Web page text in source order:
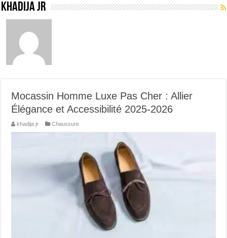
khadija jr
Mocassin Homme Luxe Pas Cher : Allier
Élégance et Accessibilité 2025-2026
khadija jr Chaussure